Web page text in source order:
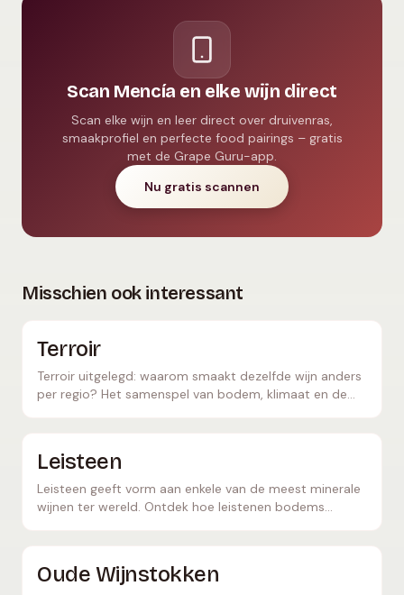
Scan Mencía en elke wijn direct
Scan elke wijn en leer direct over druivenras,
smaakprofiel en perfecte food pairings – gratis
met de Grape Guru-app.
Nu gratis scannen
Misschien ook interessant
Terroir
Terroir uitgelegd: waarom smaakt dezelfde wijn anders
per regio? Het samenspel van bodem, klimaat en de
Leisteen
Leisteen geeft vorm aan enkele van de meest minerale
wijnen ter wereld. Ontdek hoe leistenen bodems
Oude Wijnstokken